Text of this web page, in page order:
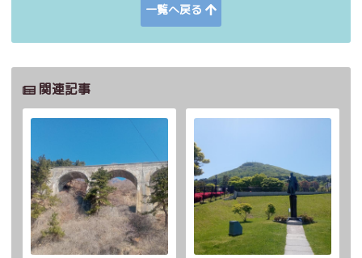
一覧へ戻る
関連記事